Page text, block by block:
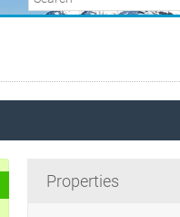
Properties